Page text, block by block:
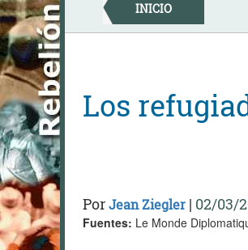
Skip
to
content
INICIO
Los
PorJean Ziegler | 02/03/
Fuentes: Le Monde